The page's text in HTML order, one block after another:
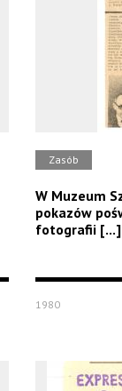
Zasób
W Muzeum
pokazów
fotografii
1980